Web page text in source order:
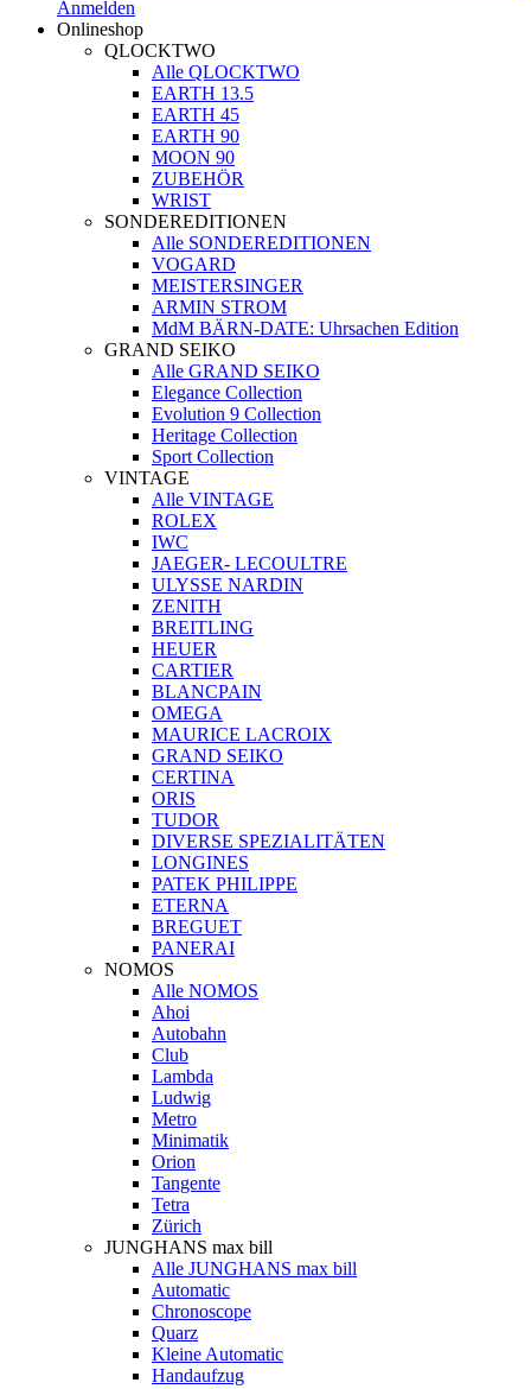
Anmelden
Onlineshop
QLOCKTWO
Alle QLOCKTWO
EARTH 13.5
EARTH 45
EARTH 90
MOON 90
ZUBEHÖR
WRIST
SONDEREDITIONEN
Alle SONDEREDITIONEN
VOGARD
MEISTERSINGER
ARMIN STROM
MdM BÄRN-DATE: Uhrsachen Edition
GRAND SEIKO
Alle GRAND SEIKO
Elegance Collection
Evolution 9 Collection
Heritage Collection
Sport Collection
VINTAGE
Alle VINTAGE
ROLEX
IWC
JAEGER- LECOULTRE
ULYSSE NARDIN
ZENITH
BREITLING
HEUER
CARTIER
BLANCPAIN
OMEGA
MAURICE LACROIX
GRAND SEIKO
CERTINA
ORIS
TUDOR
DIVERSE SPEZIALITÄTEN
LONGINES
PATEK PHILIPPE
ETERNA
BREGUET
PANERAI
NOMOS
Alle NOMOS
Ahoi
Autobahn
Club
Lambda
Ludwig
Metro
Minimatik
Orion
Tangente
Tetra
Zürich
JUNGHANS max bill
Alle JUNGHANS max bill
Automatic
Chronoscope
Quarz
Kleine Automatic
Handaufzug